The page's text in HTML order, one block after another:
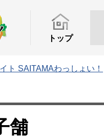
トップ
ト SAITAMAわっしょい！
舗